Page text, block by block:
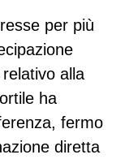
per più
alla
ha
fermo
diretta